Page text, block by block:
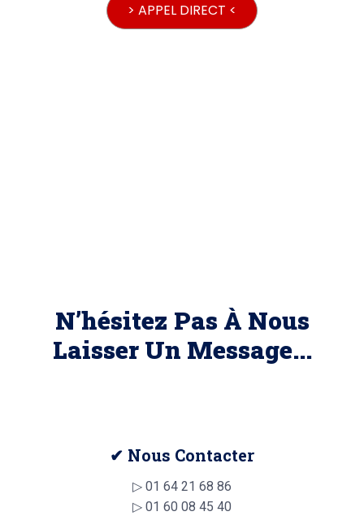
> APPEL DIRECT <
N’hésitez Pas À Nous
Laisser Un Message...
✔ Nous Contacter
▷ 01 64 21 68 86
▷ 01 60 08 45 40